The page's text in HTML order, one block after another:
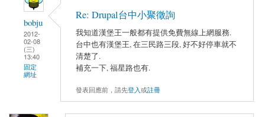
bobju
2012-
02-08
(三)
13:40
固定
網址
Re: Drupal台中小聚徵詢
我知道漢堡王一般都有提供免費無線上網服務.
台中也有漢堡王, 在三民路三段, 好不好停車就不
清楚了.
補充一下, 福星路也有.
發表回應前，請先登入或註冊